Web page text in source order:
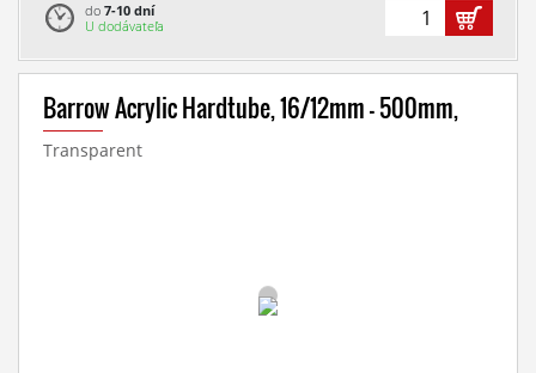
do 7-10 dní
U dodávateľa
Barrow Acrylic Hardtube, 16/12mm - 500mm,
Transparent